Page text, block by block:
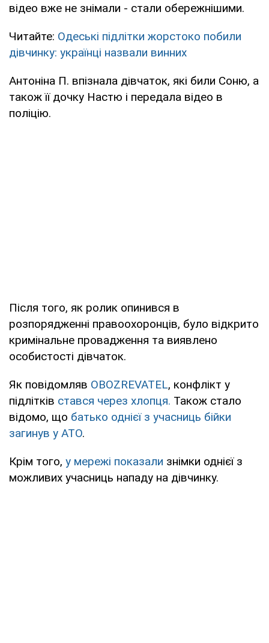
відео вже не знімали - стали обережнішими.
Читайте: Одеські підлітки жорстоко побили
дівчинку: українці назвали винних
Антоніна П. впізнала дівчаток, які били Соню, а
також її дочку Настю і передала відео в
поліцію.
Після того, як ролик опинився в
розпорядженні правоохоронців, було відкрито
кримінальне провадження та виявлено
особистості дівчаток.
Як повідомляв OBOZREVATEL, конфлікт у
підлітків стався через хлопця. Також стало
відомо, що батько однієї з учасниць бійки
загинув у АТО.
Крім того, у мережі показали знімки однієї з
можливих учасниць нападу на дівчинку.